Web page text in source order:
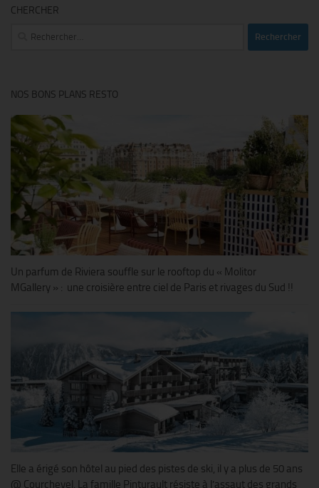
CHERCHER
Rechercher :
NOS BONS PLANS RESTO
Un parfum de Riviera souffle sur le rooftop du « Molitor
MGallery » : une croisière entre ciel de Paris et rivages du Sud !!
Elle a érigé son hôtel au pied des pistes de ski, il y a plus de 50 ans
@ Courchevel. La famille Pinturault résiste à l’assaut des grands